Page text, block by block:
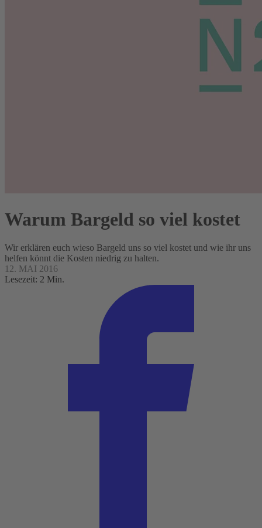
Warum Bargeld so viel kostet
Wir erklären euch wieso Bargeld uns so viel kostet und wie ihr uns
helfen könnt die Kosten niedrig zu halten.
12. MAI 2016
Lesezeit: 2 Min.